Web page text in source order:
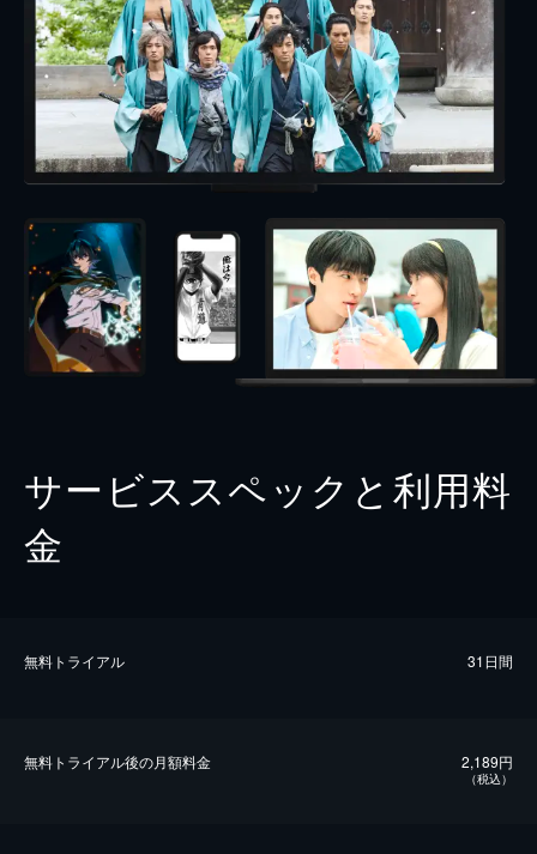
サービススペックと利用料
金
無料トライアル 31日間
無料トライアル後の⽉額料金 2,189円
（税込）